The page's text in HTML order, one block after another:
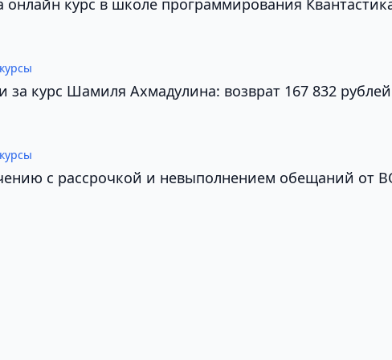
за курс Шамиля Ахмадулина: возврат 167 832 рублей
с рассрочкой и невыполнением обещаний от